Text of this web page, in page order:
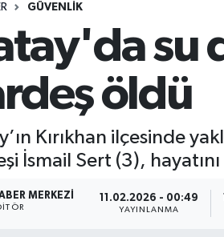
GÜVENLIK
su
öldü
Kırıkhan ilçesinde
İsmail Sert (3),
MERKEZI 11.02.2026 - 00:49
YAYINLANMA
Durumu ve Fikstür